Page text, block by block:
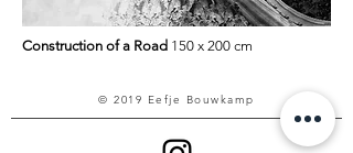
Construction of a Road 150 x 200 cm
© 2019 Eefje Bouwkamp